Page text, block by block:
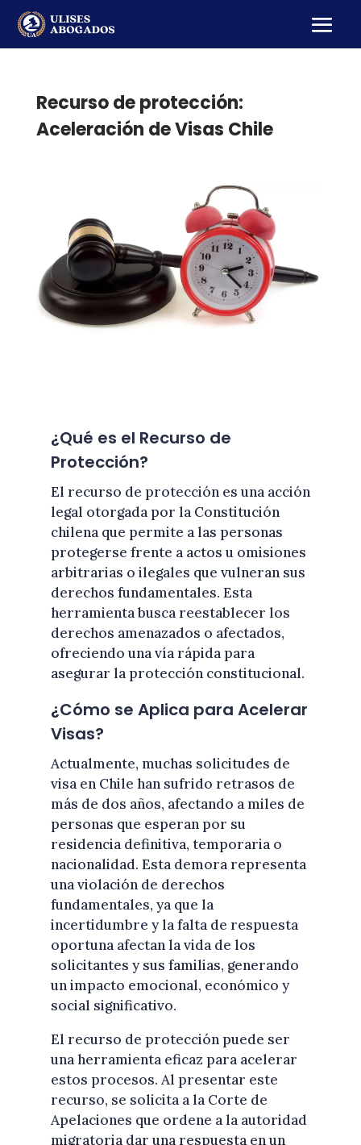
Recurso de protección:
Aceleración de Visas Chile
¿Qué es el Recurso de
Protección?
El recurso de protección es una acción
legal otorgada por la Constitución
chilena que permite a las personas
protegerse frente a actos u omisiones
arbitrarias o ilegales que vulneran sus
derechos fundamentales. Esta
herramienta busca reestablecer los
derechos amenazados o afectados,
ofreciendo una vía rápida para
asegurar la protección constitucional.
¿Cómo se Aplica para Acelerar
Visas?
Actualmente, muchas solicitudes de
visa en Chile han sufrido retrasos de
más de dos años, afectando a miles de
personas que esperan por su
residencia definitiva, temporaria o
nacionalidad. Esta demora representa
una violación de derechos
fundamentales, ya que la
incertidumbre y la falta de respuesta
oportuna afectan la vida de los
solicitantes y sus familias, generando
un impacto emocional, económico y
social significativo.
El recurso de protección puede ser
una herramienta eficaz para acelerar
estos procesos. Al presentar este
recurso, se solicita a la Corte de
Apelaciones que ordene a la autoridad
migratoria dar una respuesta en un